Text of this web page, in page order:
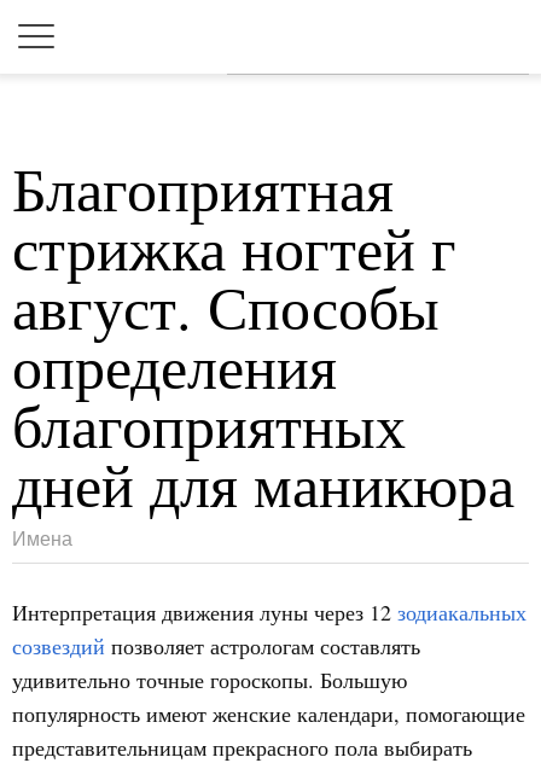
Благоприятная
стрижка ногтей г
август. Способы
определения
благоприятных
дней для маникюра
Имена
Интерпретация движения луны через 12 зодиакальных
созвездий позволяет астрологам составлять
удивительно точные гороскопы. Большую
популярность имеют женские календари, помогающие
представительницам прекрасного пола выбирать